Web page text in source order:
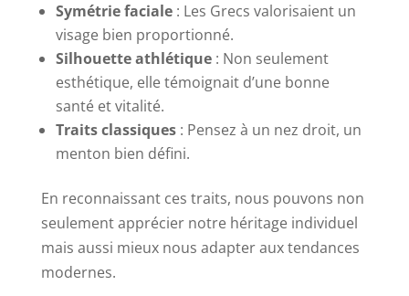
Symétrie faciale: Les Grecs valorisaient un
visage bien proportionné.
Silhouette athlétique: Non seulement
esthétique, elle témoignait d’une bonne
santé et vitalité.
Traits classiques: Pensez à un nez droit, un
menton bien défini.
En reconnaissant ces traits, nous pouvons non
seulement apprécier notre héritage individuel
mais aussi mieux nous adapter aux tendances
modernes.